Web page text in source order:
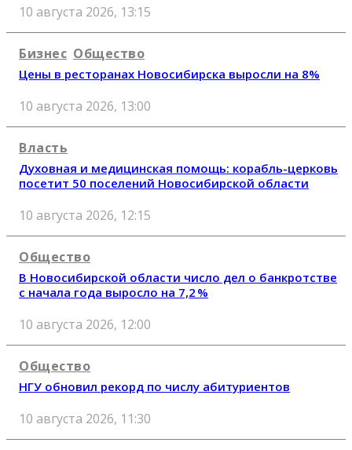
10 августа 2026, 13:15
Бизнес Общество
Цены в ресторанах Новосибирска выросли на 8%
10 августа 2026, 13:00
Власть
Духовная и медицинская помощь: корабль-церковь
посетит 50 поселений Новосибирской области
10 августа 2026, 12:15
Общество
В Новосибирской области число дел о банкротстве
с начала года выросло на 7,2 %
10 августа 2026, 12:00
Общество
НГУ обновил рекорд по числу абитуриентов
10 августа 2026, 11:30